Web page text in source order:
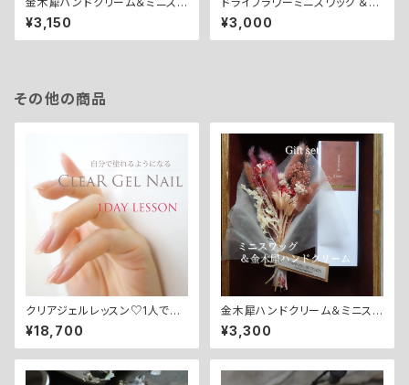
ッグ[ホワイト] ギフトセット
¥3,150
エプソムソルト入浴剤 ギフトセッ
ト
¥3,000
その他の商品
クリアジェルレッスン♡1人で塗
れるようになる クリアジェル
ネイルレッスン
¥18,700
金木犀ハンドクリーム＆ミニスワ
ッグ【ピンク】ギフトセット
¥3,300